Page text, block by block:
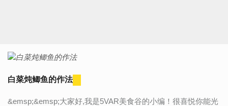
白菜炖鲫鱼的作法
&emsp;&emsp;大家好,我是5VAR美食谷的小编！很喜悦你能光